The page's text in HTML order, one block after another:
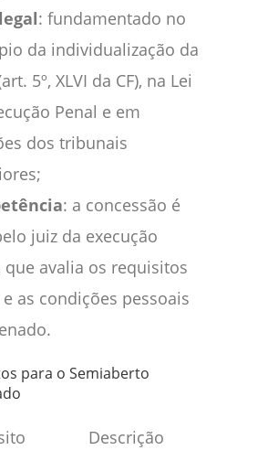
: fundamentado no
da individualização da
5º, XLVI da CF), na Lei
Penal e em
dos tribunais
: a concessão é
juiz da execução
que avalia os requisitos
as condições pessoais
para o Semiaberto
Descrição